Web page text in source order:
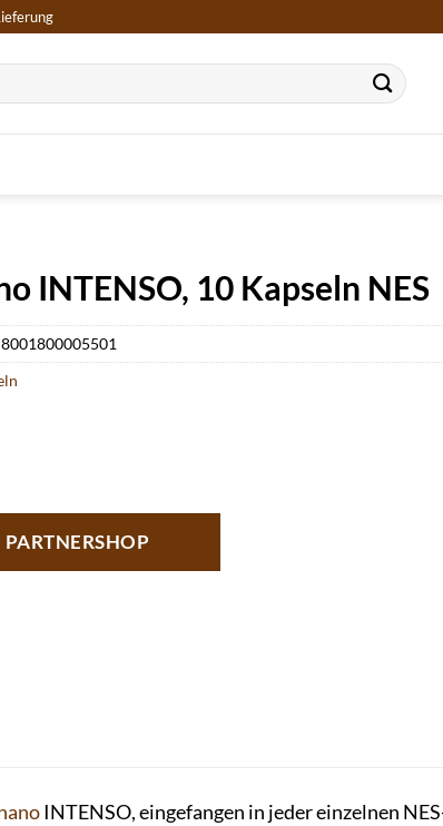
INTENSO, 10 Kapseln NES
8001800005501
INTENSO, eingefangen in jeder einzelnen